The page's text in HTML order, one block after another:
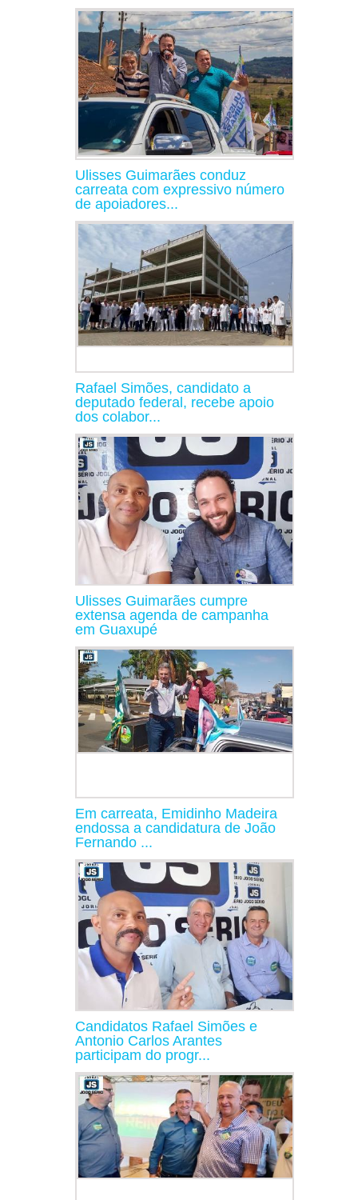
Ulisses Guimarães conduz
carreata com expressivo número
de apoiadores...
Rafael Simões, candidato a
deputado federal, recebe apoio
dos colabor...
Ulisses Guimarães cumpre
extensa agenda de campanha
em Guaxupé
Em carreata, Emidinho Madeira
endossa a candidatura de João
Fernando ...
Candidatos Rafael Simões e
Antonio Carlos Arantes
participam do progr...